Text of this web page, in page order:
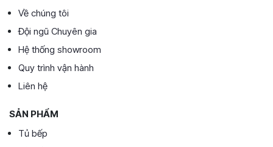
Về chúng tôi
Đội ngũ Chuyên gia
Hệ thống showroom
Quy trình vận hành
Liên hệ
SẢN PHẨM
Tủ bếp